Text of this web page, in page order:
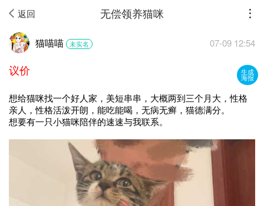
返回 无偿领养猫咪
生成
海报
猫喵喵 未实名 07-09 12:54
议价
想给猫咪找一个好人家，美短串串，大概两到三个月大，性格
亲人，性格活泼开朗，能吃能喝，无病无癣，猫德满分。
想要有一只小猫咪陪伴的速速与我联系。